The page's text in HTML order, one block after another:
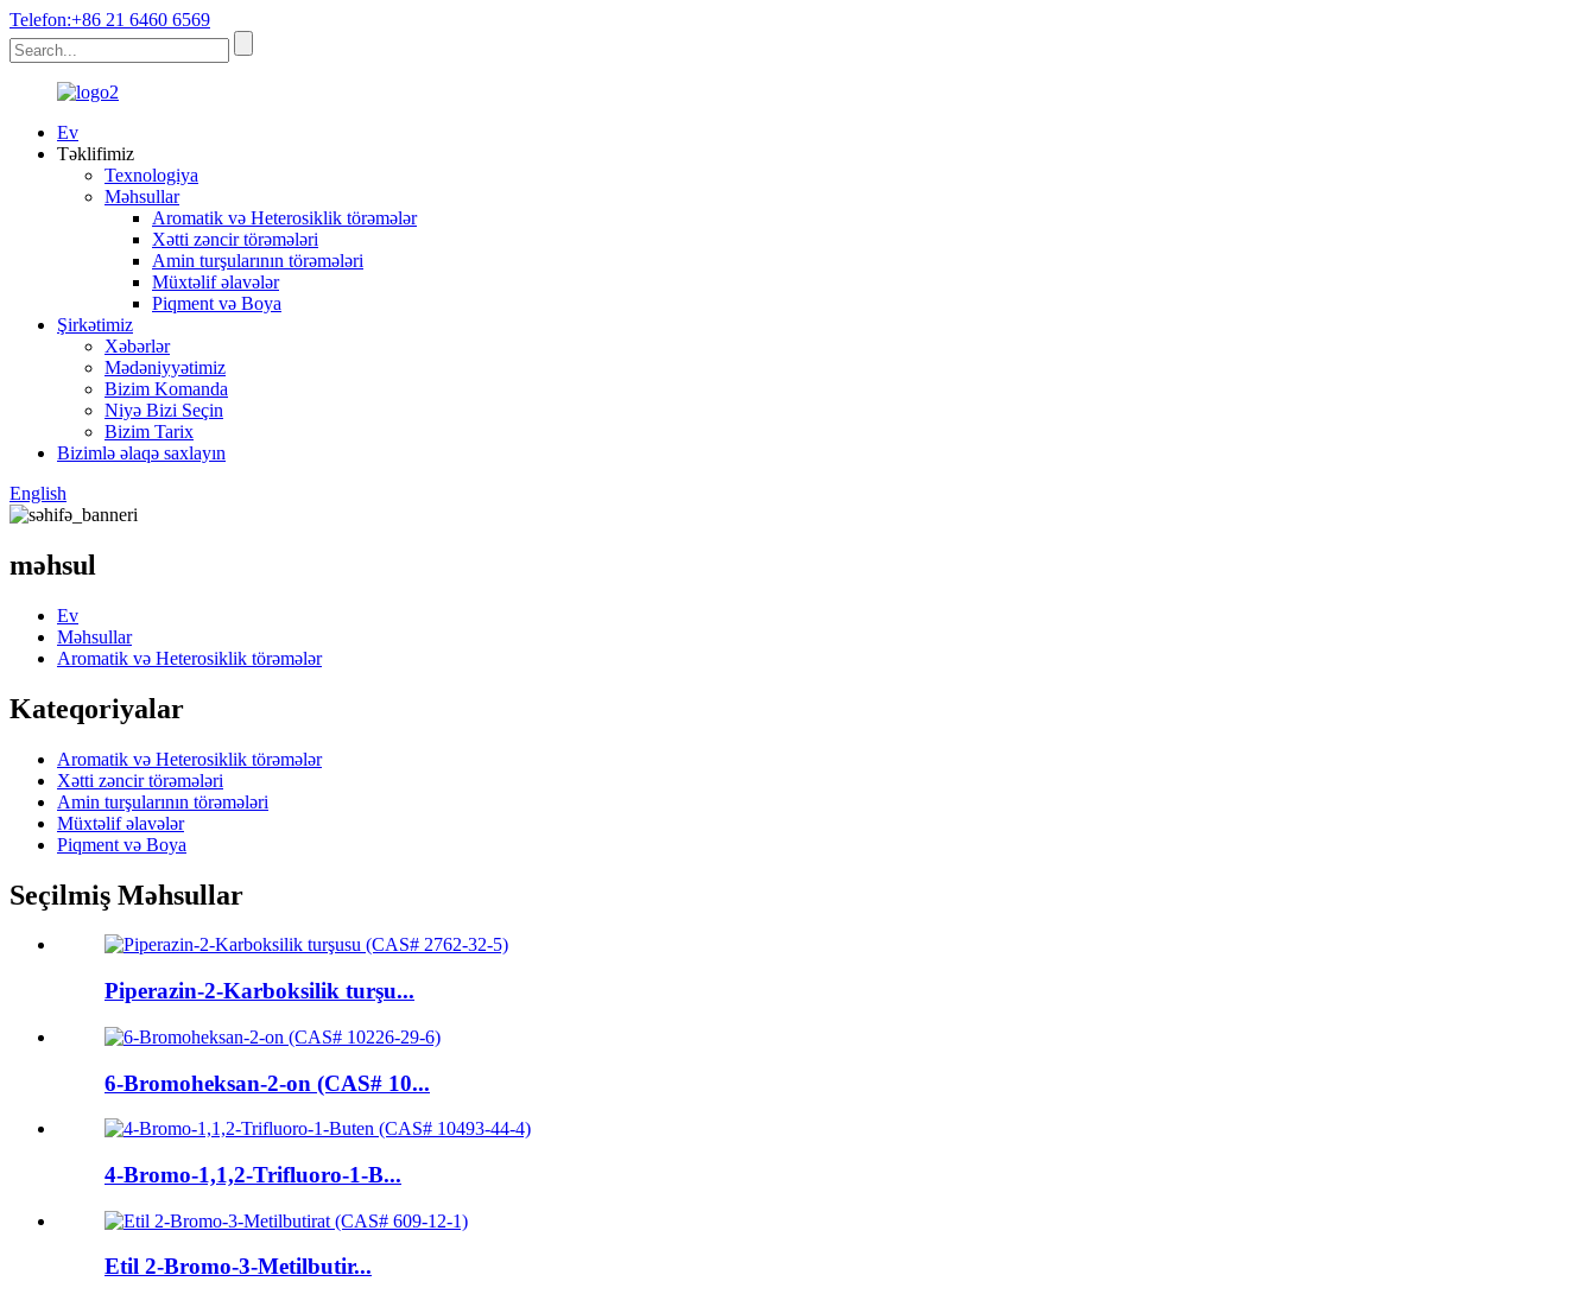
Telefon:+86 21 6460 6569
Ev
Təklifimiz
Texnologiya
Məhsullar
Aromatik və Heterosiklik törəmələr
Xətti zəncir törəmələri
Amin turşularının törəmələri
Müxtəlif əlavələr
Piqment və Boya
Şirkətimiz
Xəbərlər
Mədəniyyətimiz
Bizim Komanda
Niyə Bizi Seçin
Bizim Tarix
Bizimlə əlaqə saxlayın
English
məhsul
Ev
Məhsullar
Aromatik və Heterosiklik törəmələr
Kateqoriyalar
Aromatik və Heterosiklik törəmələr
Xətti zəncir törəmələri
Amin turşularının törəmələri
Müxtəlif əlavələr
Piqment və Boya
Seçilmiş Məhsullar
Piperazin-2-Karboksilik turşu...
6-Bromoheksan-2-on (CAS# 10...
4-Bromo-1,1,2-Trifluoro-1-B...
Etil 2-Bromo-3-Metilbutir...